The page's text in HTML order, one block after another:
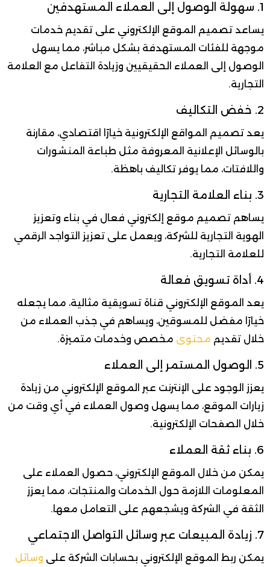
1. سهولة الوصول إلى العملاء المستهدفين
يساعد تصميم الموقع الإلكتروني على تقديم خدمات
موجهة للفئات المستهدفة بشكل مباشر، مما يسهل
الوصول إلى العملاء الحقيقيين وزيادة التفاعل مع العلامة
التجارية.
2. خفض التكاليف
يعد تصميم المواقع الإلكترونية خيارًا اقتصادي، مقارنة
بالوسائل الإعلانية المعروفة مثل طباعة المنشورات
واللافتات، مما يوفر تكاليف باهظة.
3. بناء العلامة التجارية
يساهم تصميم موقع إلكتروني فعال في بناء وتعزيز
الهوية التجارية للشركة، ويعمل على تعزيز التواجد الرقمي
للعلامة التجارية.
4. أداة تسويق فعالة
يعد الموقع الإلكتروني قناة تسويقية مثالية، مما يجعله
خيارًا مفضل للمسوقين، ويساهم في جذب العملاء من
خلال تقديم محتوى مخصص وخدمات متميزة.
5. الوصول المستمر إلى العملاء
يعزز الوجود على الإنترنت عبر الموقع الإلكتروني من زيادة
زيارات الموقع، مما يسهل وصول العملاء في أي وقت من
خلال الصفحات الإلكترونية.
6. بناء ثقة العملاء
يمكن من خلال الموقع الإلكتروني، حصول العملاء على
المعلومات اللازمة حول الخدمات والمنتجات، مما يعزز
الثقة في الشركة ويشجعهم على التعامل معها.
7. زيادة المبيعات عبر وسائل التواصل الاجتماعي
يمكن ربط الموقع الإلكتروني بحسابات الشركة على وسائل